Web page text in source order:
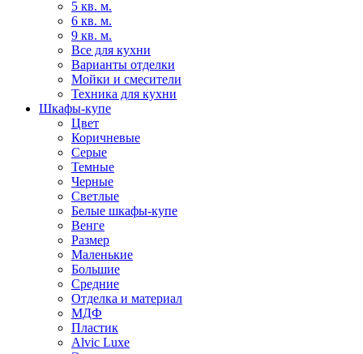
5 кв. м.
6 кв. м.
9 кв. м.
Все для кухни
Варианты отделки
Мойки и смесители
Техника для кухни
Шкафы-купе
Цвет
Коричневые
Серые
Темные
Черные
Светлые
Белые шкафы-купе
Венге
Размер
Маленькие
Большие
Средние
Отделка и материал
МДФ
Пластик
Alvic Luxe